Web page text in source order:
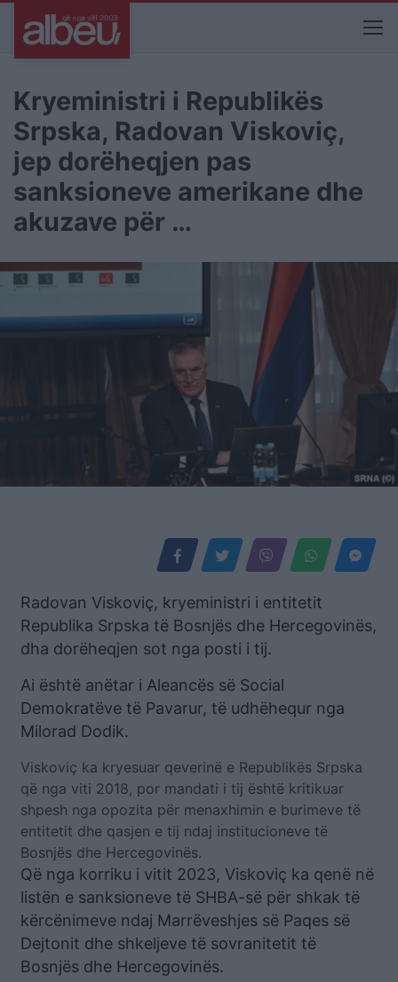
Kryeministri i Republikës
Srpska, Radovan Viskoviç,
jep dorëheqjen pas
sanksioneve amerikane dhe
akuzave për …
Radovan Viskoviç, kryeministri i entitetit
Republika Srpska të Bosnjës dhe Hercegovinës,
dha dorëheqjen sot nga posti i tij.
Ai është anëtar i Aleancës së Social
Demokratëve të Pavarur, të udhëhequr nga
Milorad Dodik.
Viskoviç ka kryesuar qeverinë e Republikës Srpska
që nga viti 2018, por mandati i tij është kritikuar
shpesh nga opozita për menaxhimin e burimeve të
entitetit dhe qasjen e tij ndaj institucioneve të
Bosnjës dhe Hercegovinës.
Që nga korriku i vitit 2023, Viskoviç ka qenë në
listën e sanksioneve të SHBA-së për shkak të
kërcënimeve ndaj Marrëveshjes së Paqes së
Dejtonit dhe shkeljeve të sovranitetit të
Bosnjës dhe Hercegovinës.